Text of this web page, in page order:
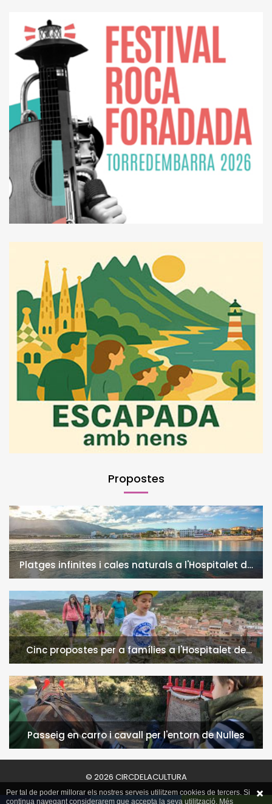
Propostes
Platges infinites i cales naturals a l'Hospitalet de
l'Infant i la Vall de Llors
Cinc propostes per a famílies a l'Hospitalet de
l'Infant i la Vall de Llors
Passeig en carro i cavall per l'entorn de Nulles
© 2026 CIRCDELACULTURA
Per tal de poder millorar els nostres serveis utilitzem cookies de tercers. Si
continua navegant considerarem que accepta la seva utilització. Més